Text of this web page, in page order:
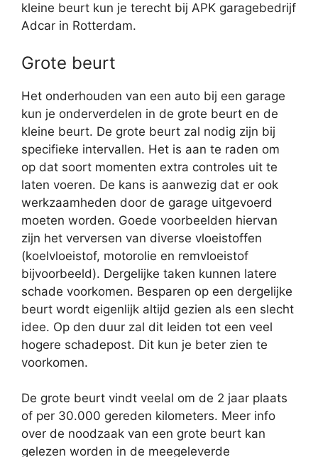
kleine beurt kun je terecht bij APK garagebedrijf
Adcar in Rotterdam.
Grote beurt
Het onderhouden van een auto bij een garage
kun je onderverdelen in de grote beurt en de
kleine beurt. De grote beurt zal nodig zijn bij
specifieke intervallen. Het is aan te raden om
op dat soort momenten extra controles uit te
laten voeren. De kans is aanwezig dat er ook
werkzaamheden door de garage uitgevoerd
moeten worden. Goede voorbeelden hiervan
zijn het verversen van diverse vloeistoffen
(koelvloeistof, motorolie en remvloeistof
bijvoorbeeld). Dergelijke taken kunnen latere
schade voorkomen. Besparen op een dergelijke
beurt wordt eigenlijk altijd gezien als een slecht
idee. Op den duur zal dit leiden tot een veel
hogere schadepost. Dit kun je beter zien te
voorkomen.
De grote beurt vindt veelal om de 2 jaar plaats
of per 30.000 gereden kilometers. Meer info
over de noodzaak van een grote beurt kan
gelezen worden in de meegeleverde